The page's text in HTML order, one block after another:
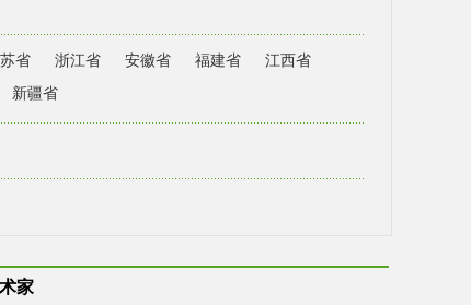
省 浙江省 安徽省 福建省
江西省
新疆省
家